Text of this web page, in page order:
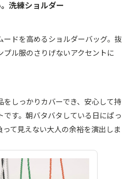
洗練ショルダー
ードを高めるショルダーバッグ。抜
プル服のさりげないアクセントに
をしっかりカバーでき、安心して持
です。朝バタバタしている日にぱっ
って見えない大人の余裕を演出しま